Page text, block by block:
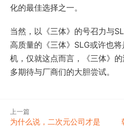
化的最佳选择之一。
当然，以《三体》的号召力与
高质量的《三体》SLG或许也
机，仅就这点而言，《三体》
多期待与厂商们的大胆尝试。
上一篇
为什么说，二次元公司才是